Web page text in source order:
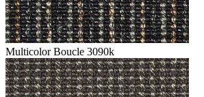
Multicolor Boucle 3090k